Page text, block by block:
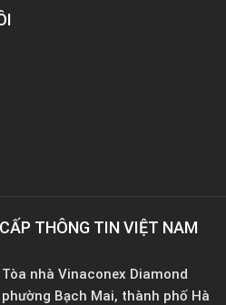
THÔNG TIN VIỆT NAM
nhà Vinaconex Diamond
Bạch Mai, thành phố Hà